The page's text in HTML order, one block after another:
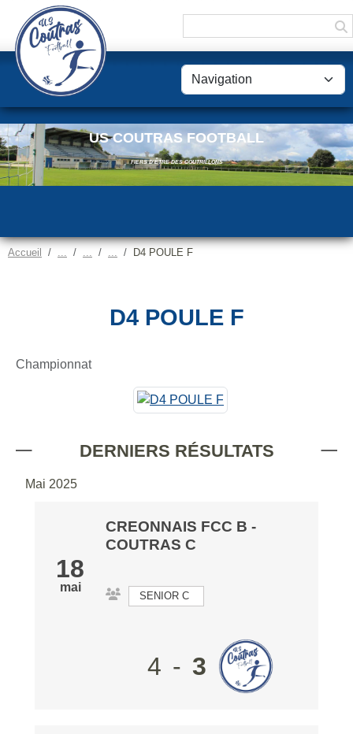
US COUTRAS FOOTBALL
FIERS D'ÊTRE DES COUTRILLONS
Accueil D4 POULE F
D4 POULE F
Championnat
DERNIERS RÉSULTATS
Mai 2025
18
mai
CREONNAIS FCC B -
COUTRAS C
SENIOR C
4 - 3
Panneau de gestion des cookies